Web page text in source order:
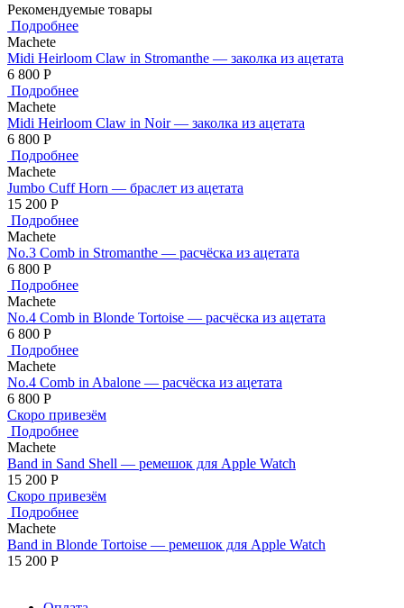
Рекомендуемые товары
Подробнее
Machete
Midi Heirloom Claw in Stromanthe — заколка из ацетата
6 800 Р
Подробнее
Machete
Midi Heirloom Claw in Noir — заколка из ацетата
6 800 Р
Подробнее
Machete
Jumbo Cuff Horn — браслет из ацетата
15 200 Р
Подробнее
Machete
No.3 Comb in Stromanthe — расчёска из ацетата
6 800 Р
Подробнее
Machete
No.4 Comb in Blonde Tortoise — расчёска из ацетата
6 800 Р
Подробнее
Machete
No.4 Comb in Abalone — расчёска из ацетата
6 800 Р
Скоро привезём
Подробнее
Machete
Band in Sand Shell — ремешок для Apple Watch
15 200 Р
Скоро привезём
Подробнее
Machete
Band in Blonde Tortoise — ремешок для Apple Watch
15 200 Р